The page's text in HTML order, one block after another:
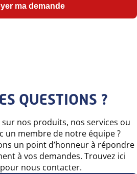
QUESTIONS ?
nos produits, nos services ou
un membre de notre équipe ?
un point d’honneur à répondre
à vos demandes. Trouvez ici
nous contacter.